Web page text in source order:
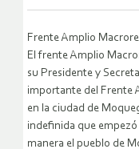
Frente Amplio
El frente Amplio
su Presidente y
importante del Frente
en la ciudad de
indefinida que
manera el pueblo de